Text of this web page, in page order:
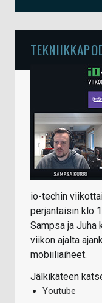
io-techin
perjantaisin klo
Sampsa ja Juha
viikon ajalta
mobiiliaiheet.
Jälkikäteen
Youtube